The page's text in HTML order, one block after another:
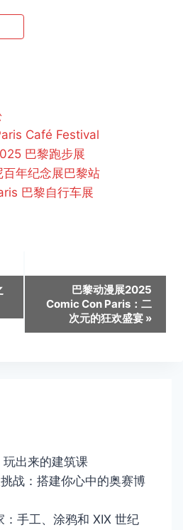
Café Festival
巴黎跑步展
年纪念展巴黎站
巴黎自行车展
巴黎动漫展2025
Comic Con Paris：二
次元的狂欢盛宴 »
出来的建筑课
战：搭建你心中的奥赛博
手工、涂鸦和 XIX 世纪